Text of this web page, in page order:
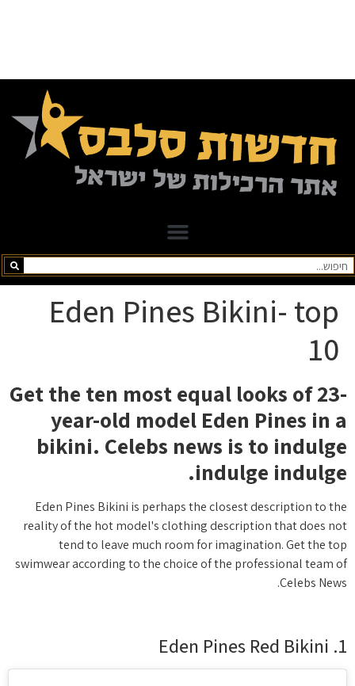
Eden Pines Bikini- top
10
Get the ten most equal looks of 23-
year-old model Eden Pines in a
bikini. Celebs news is to indulge
indulge indulge.
Eden Pines Bikini is perhaps the closest description to the
reality of the hot model's clothing description that does not
tend to leave much room for imagination. Get the top
swimwear according to the choice of the professional team of
Celebs News.
1. Eden Pines Red Bikini